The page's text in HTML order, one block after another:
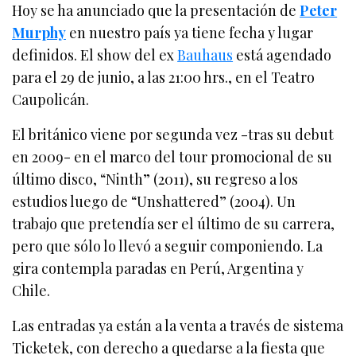
Hoy se ha anunciado que la presentación dePeter
Murphy en nuestro país ya tiene fecha y lugar
definidos. El show del exBauhaus está agendado
para el 29 de junio, a las 21:00 hrs., en el Teatro
Caupolicán.
El británico viene por segunda vez -tras su debut
en 2009- en el marco del tour promocional de su
último disco, “Ninth” (2011), su regreso a los
estudios luego de “Unshattered” (2004). Un
trabajo que pretendía ser el último de su carrera,
pero que sólo lo llevó a seguir componiendo. La
gira contempla paradas en Perú, Argentina y
Chile.
Las entradas ya están a la venta a través de sistema
Ticketek, con derecho a quedarse a la fiesta que